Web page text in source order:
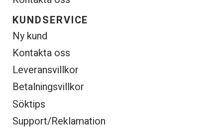
KUNDSERVICE
Ny kund
Kontakta oss
Leveransvillkor
Betalningsvillkor
Söktips
Support/Reklamation